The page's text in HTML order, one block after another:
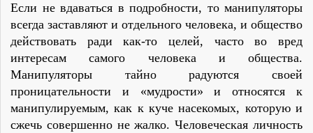
Если не вдаваться в подробности, то манипуляторы
всегда заставляют и отдельного человека, и общество
действовать ради как-то целей, часто во вред
интересам самого человека и общества.
Манипуляторы тайно радуются своей
проницательности и «мудрости» и относятся к
манипулируемым, как к куче насекомых, которую и
сжечь совершенно не жалко. Человеческая личность